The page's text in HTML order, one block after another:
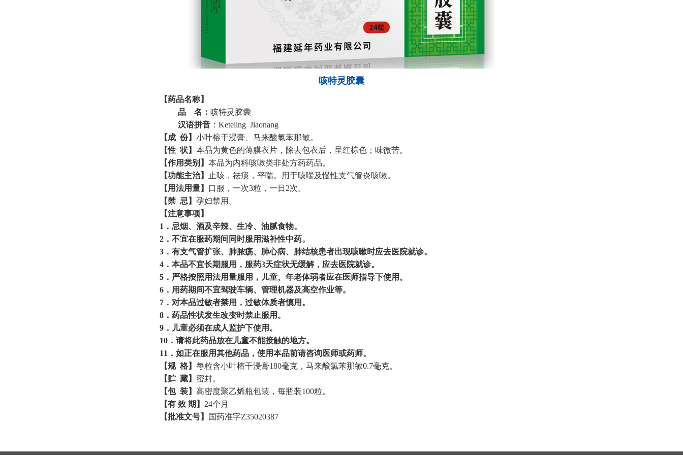
咳特灵胶囊
【药品名称】
品
名： 咳特灵胶囊
汉语拼音 ： Keteling Jiaonang
【成 份】 小叶榕干浸膏、马来酸氯苯那敏。
【性 状】 本品为黄色的薄膜衣片，除去包衣后，呈红棕色；味微苦。
【作用类别】 本品为内科咳嗽类非处方药药品。
【功能主治】
止咳，祛痰，平喘。用于咳喘及慢性支气管炎咳嗽。
【用法用量】 口服，一次3粒 ，一日 2次。
【禁 忌】 孕妇禁用。
【注意事项】
1 ．忌烟、酒及辛辣、生冷、油腻食物。
2 ．不宜在服药期间同时服用滋补性中药。
3 ．有支气管扩张、肺脓疡、肺心病、肺结核患者出现咳嗽时应去医院就诊。
4 ．本品不宜长期服用，服药3天症状无缓解，应去医院就诊。
5 ．严格按照用法用量服用，儿童、年老体弱者应在医师指导下使用。
6 ．用药期间不宜驾驶车辆、管理机器及高空作业等。
7 ．对本品过敏者禁用，过敏体质者慎用。
8 ．药品性状发生改变时禁止服用。
9 ．儿童必须在成人监护下使用。
10 ．请将此药品放在儿童不能接触的地方。
11 ．如正在服用其他药品，使用本品前请咨询医师或药师。
【规 格】 每粒含小叶榕干浸膏180毫克，马来酸氯苯那敏0.7毫克。
【贮 藏】 密封。
【包 装】 高密度聚乙烯瓶包装，每瓶装100粒。
【有 效 期 】 24个月
【批准文号】 国药准字Z35020387